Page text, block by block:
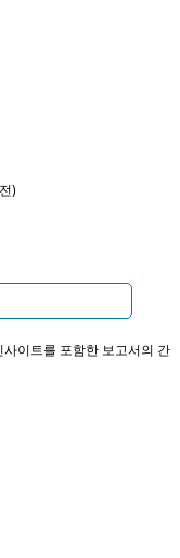
)
이트를 포함한 보고서의 간